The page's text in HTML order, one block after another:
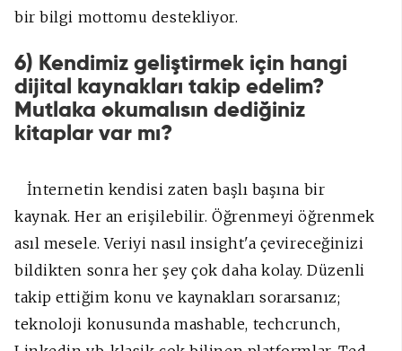
bir bilgi mottomu destekliyor.
6) Kendimiz geliştirmek için hangi
dijital kaynakları takip edelim?
Mutlaka okumalısın dediğiniz
kitaplar var mı?
İnternetin kendisi zaten başlı başına bir
kaynak. Her an erişilebilir. Öğrenmeyi öğrenmek
asıl mesele. Veriyi nasıl insight'a çevireceğinizi
bildikten sonra her şey çok daha kolay. Düzenli
takip ettiğim konu ve kaynakları sorarsanız;
teknoloji konusunda mashable, techcrunch,